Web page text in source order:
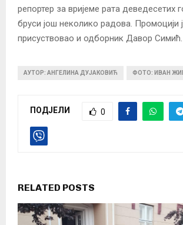
репортер за вријеме рата деведесетих
бруси још неколико радова. Промоцији
присуствовао и одборник Давор Симић.
АУТОР: АНГЕЛИНА ДУЈАКОВИЋ ФОТО: ИВАН
ПОДЈЕЛИ 0
RELATED POSTS